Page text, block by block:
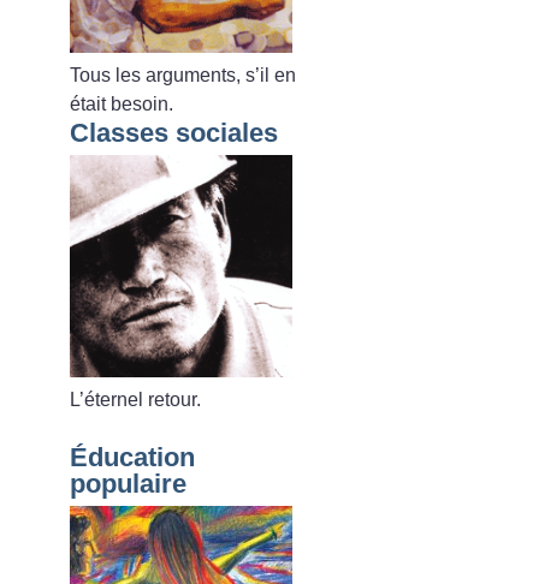
Tous les arguments, s’il en
était besoin.
Classes sociales
L’éternel retour.
Éducation
populaire